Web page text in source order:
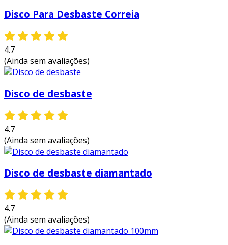
Disco Para Desbaste Correia
4.7
(Ainda sem avaliações)
Disco de desbaste
4.7
(Ainda sem avaliações)
Disco de desbaste diamantado
4.7
(Ainda sem avaliações)